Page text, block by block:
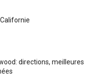
directions, meilleures